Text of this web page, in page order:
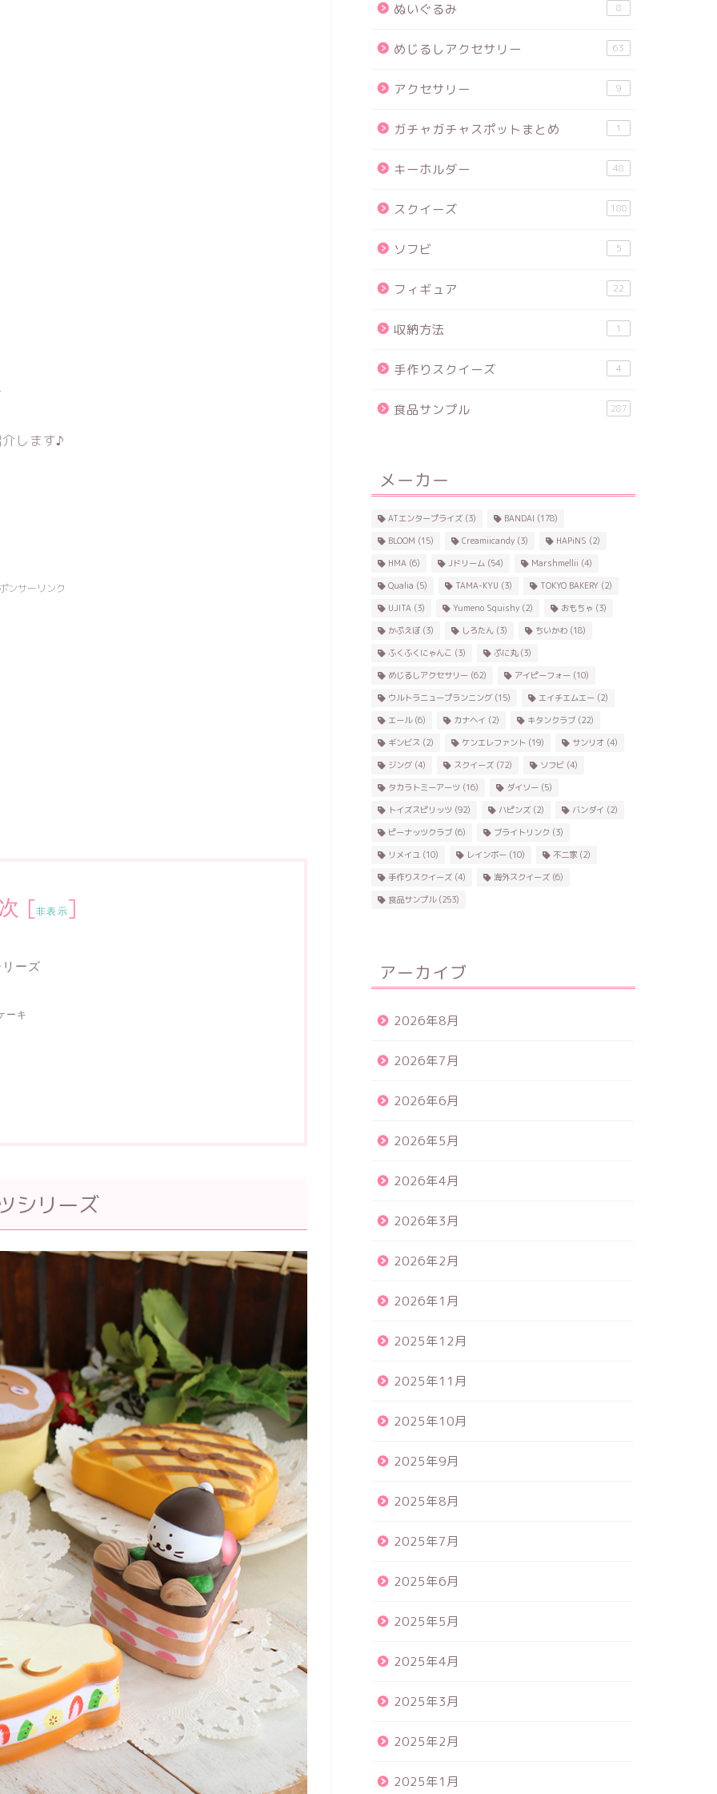
します♪
ンサーリンク
[非表示]
ーズ
ーキ
シリーズ
ぬいぐるみ 8
めじるしアクセサリー 63
アクセサリー 9
ガチャガチャスポットまとめ 1
キーホルダー 48
スクイーズ 180
ソフビ 5
フィギュア 22
収納方法 1
手作りスクイーズ 4
食品サンプル 287
メーカー
ATエンタープライズ(3) BANDAI (178)
BLOOM (15) Creamiicandy(3) HAPiNS (2)
HMA(6) Jドリーム(54) Marshmellii (4)
Qualia (5) TAMA-KYU (3) TOKYO BAKERY(2)
UJITA(3) Yumeno Squishy(2) おもちゃ (3)
かぷえぼ(3) しろたん(3) ちいかわ(18)
ふくふくにゃんこ (3) ぷに丸(3)
めじるしアクセサリー(62) アイピーフォー(10)
ウルトラニュープランニング(15) エイチエムエー(2)
エール(6) カナヘイ (2) キタンクラブ(22)
ギンビス (2) ケンエレファント(19) サンリオ(4)
ジング(4) スクイーズ(72) ソフビ(4)
タカラトミーアーツ (16) ダイソー(5)
トイズスピリッツ (92) ハピンズ(2) バンダイ (2)
ピーナッツクラブ(6) ブライトリンク (3)
リメイユ(10) レインボー(10) 不二家(2)
手作りスクイーズ(4) 海外スクイーズ(6)
食品サンプル(253)
アーカイブ
2026年8月
2026年7月
2026年6月
2026年5月
2026年4月
2026年3月
2026年2月
2026年1月
2025年12月
2025年11月
2025年10月
2025年9月
2025年8月
2025年7月
2025年6月
2025年5月
2025年4月
2025年3月
2025年2月
2025年1月